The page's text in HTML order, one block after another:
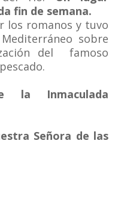
fin de semana.
los romanos y tuvo
sobre
del famoso
la Inmaculada
Señora de las